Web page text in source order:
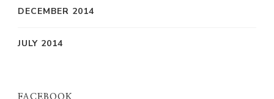
DECEMBER 2014
JULY 2014
FACEBOOK